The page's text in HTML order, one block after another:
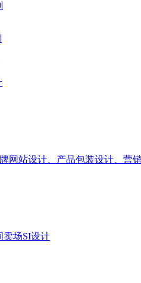
网站设计、产品包装设计、营
卖场SI设计